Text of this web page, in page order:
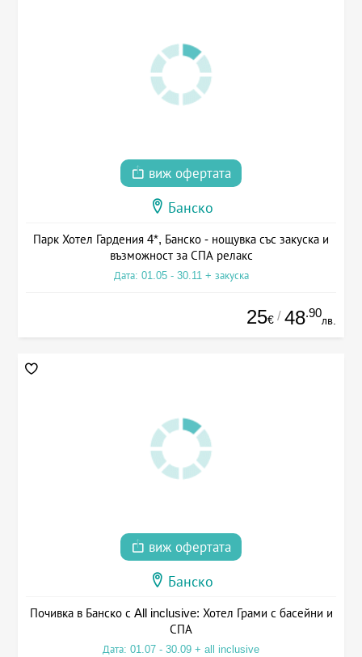
виж офертата
Банско
Парк Хотел Гардения 4*, Банско - нощувка със закуска и
възможност за СПА релакс
Дата: 01.05 - 30.11 + закуска
25€ / 48.90
лв.
виж офертата
Банско
Почивка в Банско с All inclusive: Хотел Грами с басейни и
СПА
Дата: 01.07 - 30.09 + all inclusive